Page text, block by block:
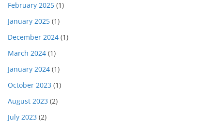
February 2025 (1)
January 2025 (1)
December 2024 (1)
March 2024 (1)
January 2024 (1)
October 2023 (1)
August 2023 (2)
July 2023 (2)